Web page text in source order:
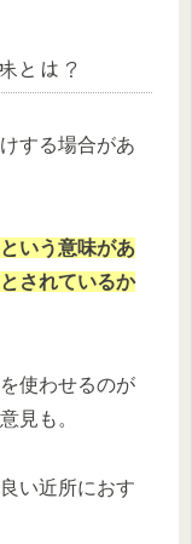
とは？
する場合があ
いう意味があ
されているか
使わせるのが
見も。
い近所におす